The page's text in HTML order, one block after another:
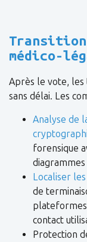
médico-
Après le vote,
sans délai. Les
Analyse de
forensique
Localiser
de
contact
Protection